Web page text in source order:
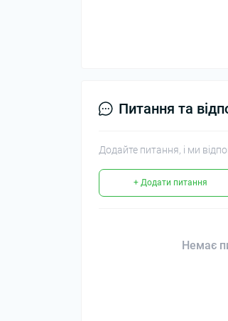
Питання та
Додайте питання, і ми
+ Додати питання
Немає